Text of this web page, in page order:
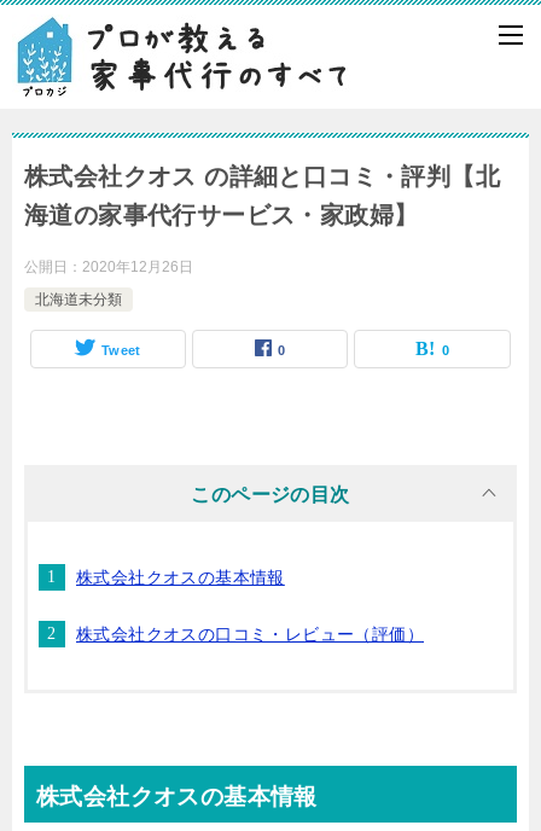
株式会社クオス の詳細と口コミ・評判【北
海道の家事代行サービス・家政婦】
公開日： 2020年12月26日
北海道未分類
Tweet 0 0
このページの目次
株式会社クオスの基本情報
株式会社クオスの口コミ・レビュー（評価）
株式会社クオスの基本情報